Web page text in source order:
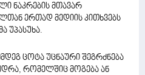
ნაკრების მთავარ
ერთად მედიის კითხვებს
უპასუხა.
ცოტა უცნაური შეგრძნება
რომელშიც მოგება ან